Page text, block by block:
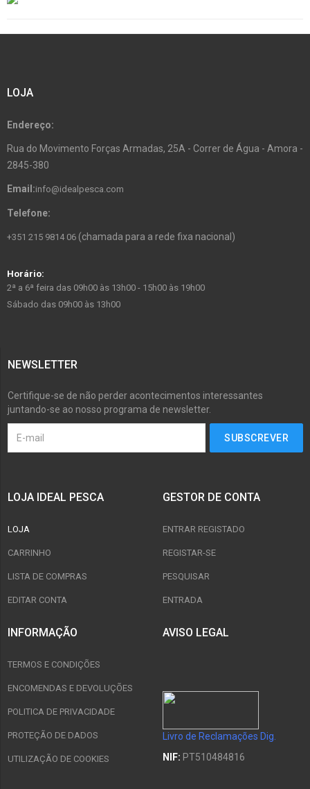
LOJA
Endereço:
Rua do Movimento Forças Armadas, 25A - Correr de Água - Amora -
2845-380
Email:info@idealpesca.com
Telefone:
+351 215 9814 06 (chamada para a rede fixa nacional)
Horário:
2ª a 6ª feira das 09h00 às 13h00 - 15h00 às 19h00
Sábado das 09h00 às 13h00
NEWSLETTER
Certifique-se de não perder acontecimentos interessantes
juntando-se ao nosso programa de newsletter.
LOJA IDEAL PESCA
LOJA
CARRINHO
LISTA DE COMPRAS
EDITAR CONTA
GESTOR DE CONTA
ENTRAR REGISTADO
REGISTAR-SE
PESQUISAR
ENTRADA
INFORMAÇÃO
TERMOS E CONDIÇÕES
ENCOMENDAS E DEVOLUÇÕES
POLITICA DE PRIVACIDADE
PROTEÇÃO DE DADOS
UTILIZAÇÃO DE COOKIES
AVISO LEGAL
Livro de Reclamações Dig.
NIF: PT510484816